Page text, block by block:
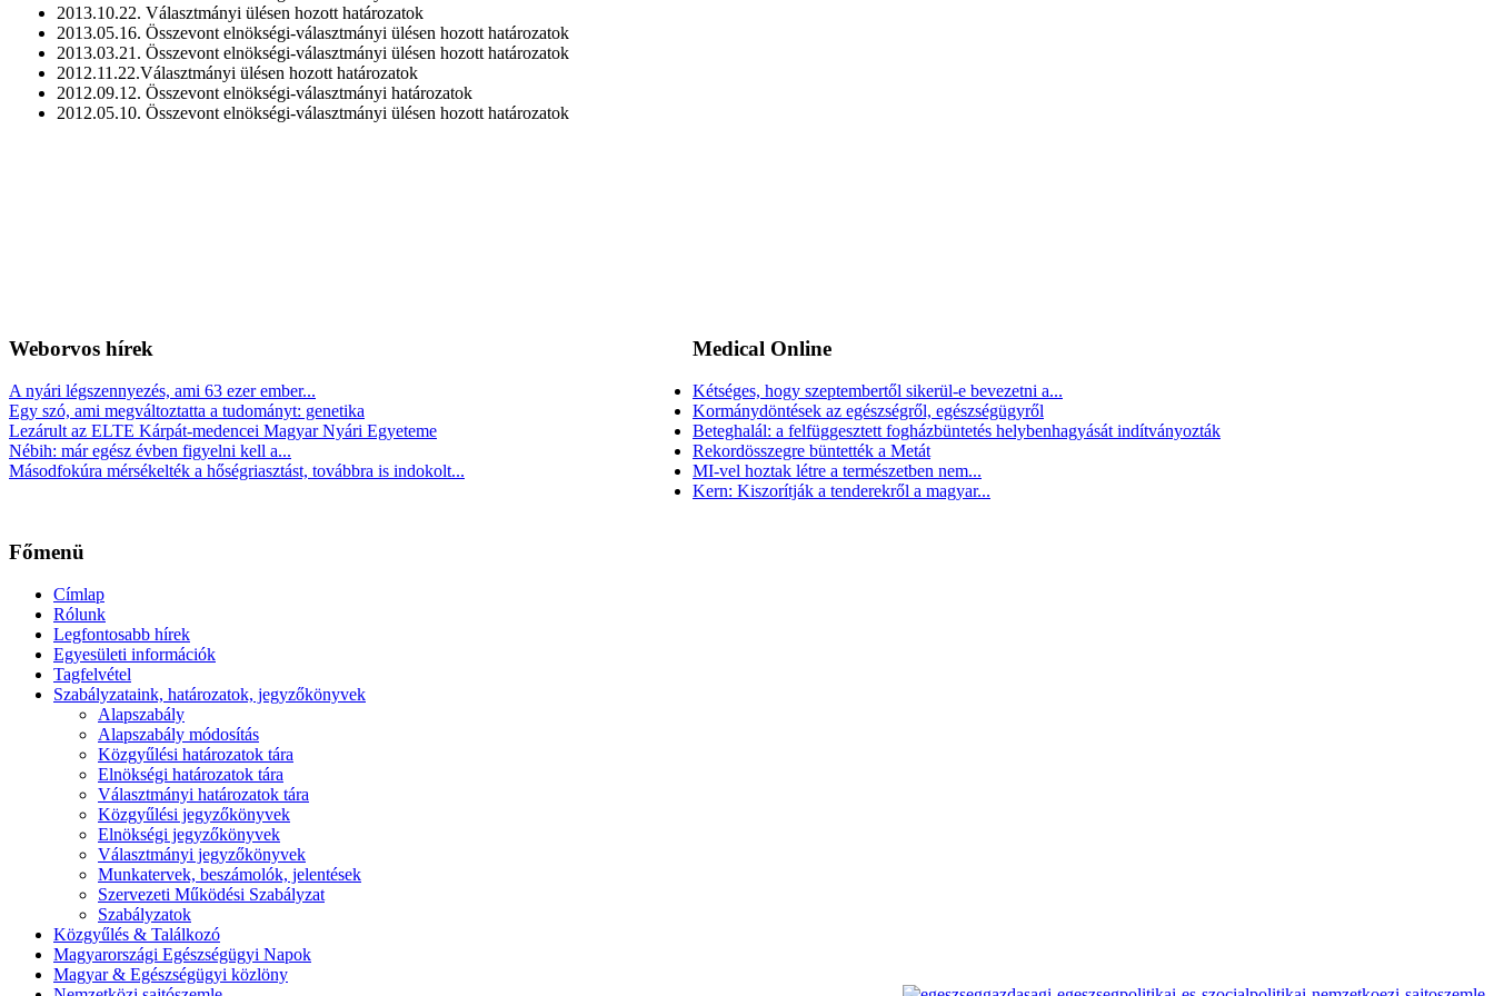
2013.10.22. Választmányi ülésen hozott határozatok
2013.05.16. Összevont elnökségi-választmányi ülésen hozott határozatok
2013.03.21. Összevont elnökségi-választmányi ülésen hozott határozatok
2012.11.22.Választmányi ülésen hozott határozatok
2012.09.12. Összevont elnökségi-választmányi határozatok
2012.05.10. Összevont elnökségi-választmányi ülésen hozott határozatok
Weborvos hírek
A nyári légszennyezés, ami 63 ezer ember...
Egy szó, ami megváltoztatta a tudományt: genetika
Lezárult az ELTE Kárpát-medencei Magyar Nyári Egyeteme
Nébih: már egész évben figyelni kell a...
Másodfokúra mérsékelték a hőségriasztást, továbbra is indokolt...
Medical Online
Kétséges, hogy szeptembertől sikerül-e bevezetni a...
Kormánydöntések az egészségről, egészségügyről
Beteghalál: a felfüggesztett fogházbüntetés helybenhagyását indítványozták
Rekordösszegre büntették a Metát
MI-vel hoztak létre a természetben nem...
Kern: Kiszorítják a tenderekről a magyar...
Főmenü
Címlap
Rólunk
Legfontosabb hírek
Egyesületi információk
Tagfelvétel
Szabályzataink, határozatok, jegyzőkönyvek
Alapszabály
Alapszabály módosítás
Közgyűlési határozatok tára
Elnökségi határozatok tára
Választmányi határozatok tára
Közgyűlési jegyzőkönyvek
Elnökségi jegyzőkönyvek
Választmányi jegyzőkönyvek
Munkatervek, beszámolók, jelentések
Szervezeti Működési Szabályzat
Szabályzatok
Közgyűlés & Találkozó
Magyarországi Egészségügyi Napok
Magyar & Egészségügyi közlöny